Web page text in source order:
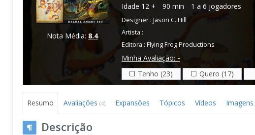
Nota Média: 8.4
Idade 12 + 90 min 1 a 6 jogadores
Designer : Jason C. Hill
Artista :
Editora : Flying Frog Productions
Minha Avaliação: -
Tenho (23)
Quero (17)
Resumo Avaliações (4) Expansões Tópicos Vídeos Imagens
Descrição